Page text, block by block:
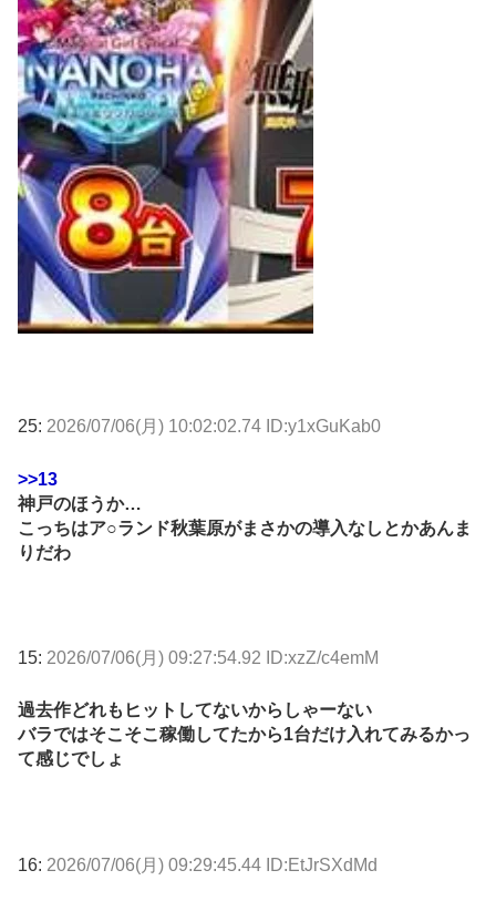
25: 2026/07/06(月) 10:02:02.74 ID:y1xGuKab0
>>13
神戸のほうか…
こっちはア○ランド秋葉原がまさかの導入なしとかあんま
りだわ
15: 2026/07/06(月) 09:27:54.92 ID:xzZ/c4emM
過去作どれもヒットしてないからしゃーない
バラではそこそこ稼働してたから1台だけ入れてみるかっ
て感じでしょ
16: 2026/07/06(月) 09:29:45.44 ID:EtJrSXdMd